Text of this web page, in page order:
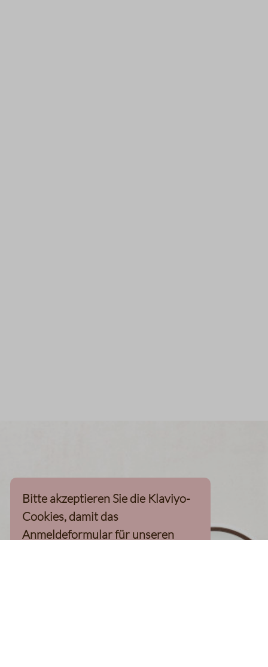
Bitte akzeptieren Sie die Klaviyo-
Cookies, damit das
Anmeldeformular für unseren